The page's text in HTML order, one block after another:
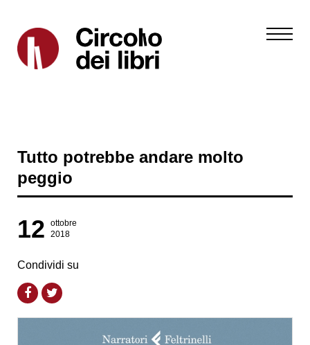
Tutto potrebbe andare molto
peggio
12
ottobre
2018
Condividi su